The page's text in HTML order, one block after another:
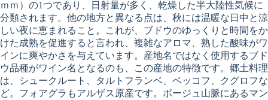
ｍｍ）の1つであり、日射量が多く、乾燥した半大陸性気候に
分類されます。他の地方と異なる点は、秋には温暖な日中と涼
しい夜に恵まれること。これが、ブドウのゆっくりと時間をか
けた成熟を促進すると言われ、複雑なアロマ、熟した酸味がワ
インに爽やかさを与えています。産地名ではなく使用するブド
ウ品種がワイン名となるのも、この産地の特徴です。郷土料理
は、シュークルート、タルトフランベ、ベッコフ、クグロフな
ど。フォアグラもアルザス原産です。ボージュ山脈にあるマン